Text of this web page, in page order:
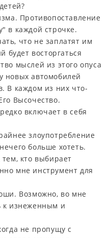
Противопоставление
в каждой строчке.
что не заплатят им
будет восторгаться
мыслей из этого опуса
новых автомобилей
В каждом из них что-
Высочество.
включает в себя
злоупотребление
больше хотеть.
кто выбирает
мне инструмент для
Возможно, во мне
к изнеженным и
не пропущу с